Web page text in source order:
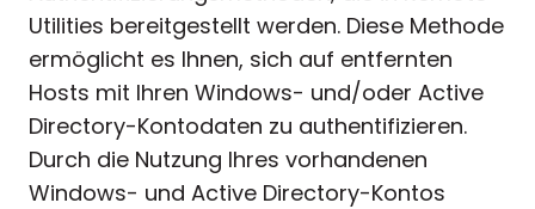
Utilities bereitgestellt werden. Diese Methode
ermöglicht es Ihnen, sich auf entfernten
Hosts mit Ihren Windows- und/oder Active
Directory-Kontodaten zu authentifizieren.
Durch die Nutzung Ihres vorhandenen
Windows- und Active Directory-Kontos